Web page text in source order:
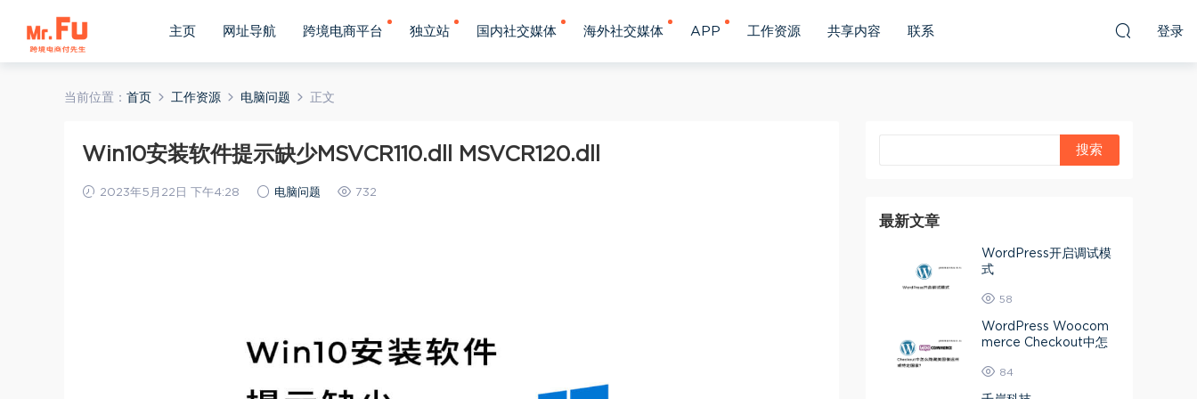
主页 网址导航 跨境电商平台 独立站 国内社交媒体 海外社交媒体 APP 工作资源 共享内容 联系 登录
当前位置： 首页 工作资源 电脑问题 正文
Win10安装软件提示缺少MSVCR110.dll MSVCR120.dll
2023年5月22日 下午4:28 电脑问题 732
最新文章
WordPress开启调试模
式
58
WordPress Woocom
merce Checkout中怎
国家？
84